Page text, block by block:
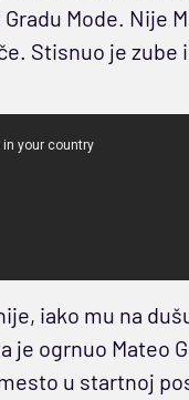
Mode. Nije
Stisnuo je zube
iako mu na
ogrnuo Mateo
u startnoj